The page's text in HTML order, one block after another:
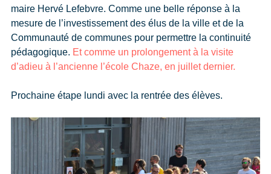
maire Hervé Lefebvre. Comme une belle réponse à la
mesure de l’investissement des élus de la ville et de la
Communauté de communes pour permettre la continuité
pédagogique. Et comme un prolongement à la visite
d’adieu à l’ancienne l’école Chaze, en juillet dernier.
Prochaine étape lundi avec la rentrée des élèves.